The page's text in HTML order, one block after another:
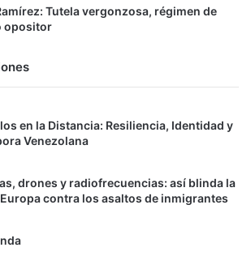
Tutela vergonzosa, régimen de
opositor
en la Distancia: Resiliencia, Identidad y
Venezolana
drones y radiofrecuencias: así blinda la
Europa contra los asaltos de inmigrantes